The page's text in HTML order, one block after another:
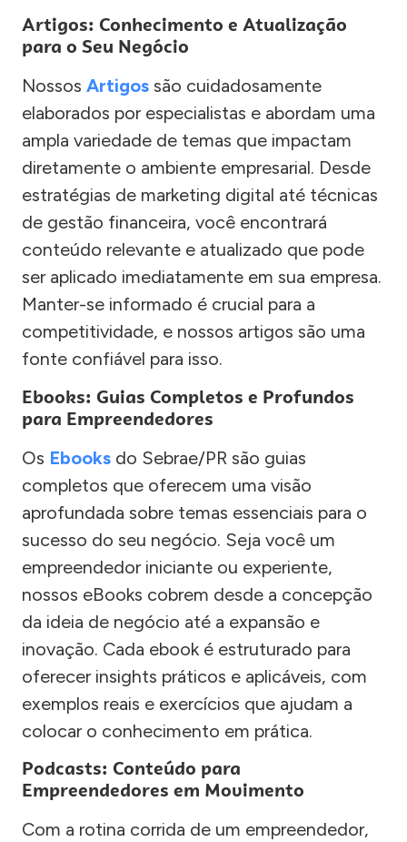
Artigos: Conhecimento e Atualização
para o Seu Negócio
Nossos Artigos são cuidadosamente
elaborados por especialistas e abordam uma
ampla variedade de temas que impactam
diretamente o ambiente empresarial. Desde
estratégias de marketing digital até técnicas
de gestão financeira, você encontrará
conteúdo relevante e atualizado que pode
ser aplicado imediatamente em sua empresa.
Manter-se informado é crucial para a
competitividade, e nossos artigos são uma
fonte confiável para isso.
Ebooks: Guias Completos e Profundos
para Empreendedores
Os Ebooks do Sebrae/PR são guias
completos que oferecem uma visão
aprofundada sobre temas essenciais para o
sucesso do seu negócio. Seja você um
empreendedor iniciante ou experiente,
nossos eBooks cobrem desde a concepção
da ideia de negócio até a expansão e
inovação. Cada ebook é estruturado para
oferecer insights práticos e aplicáveis, com
exemplos reais e exercícios que ajudam a
colocar o conhecimento em prática.
Podcasts: Conteúdo para
Empreendedores em Movimento
Com a rotina corrida de um empreendedor,